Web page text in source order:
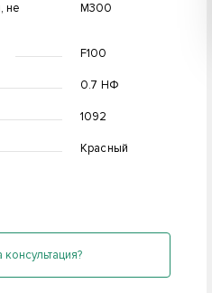
не
М300
F100
0.7 НФ
1092
Красный